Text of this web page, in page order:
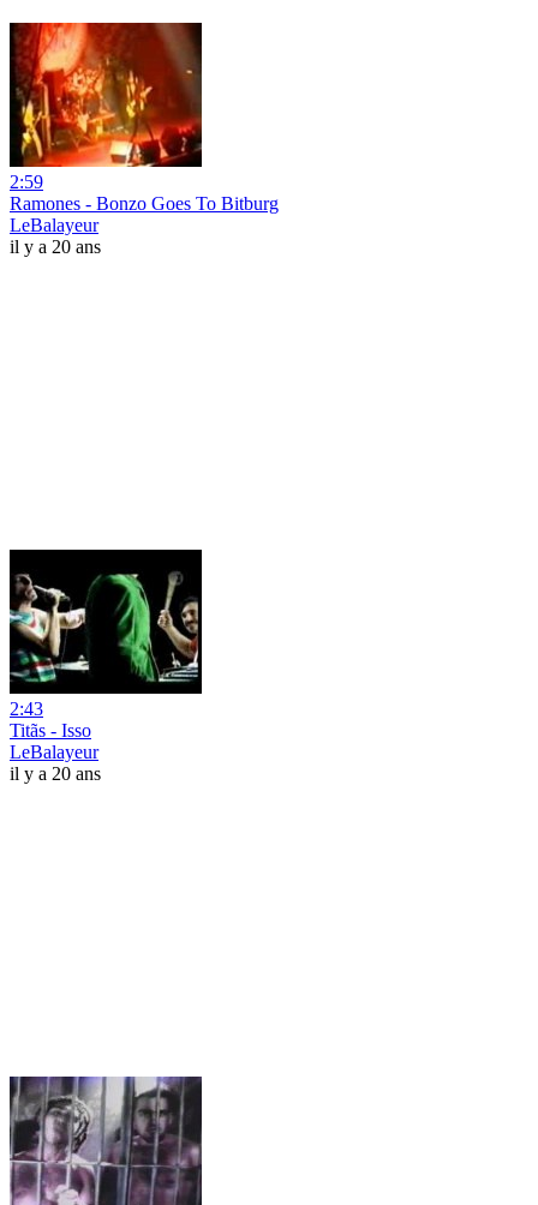
2:59
Ramones - Bonzo Goes To Bitburg
LeBalayeur
il y a 20 ans
2:43
Titãs - Isso
LeBalayeur
il y a 20 ans